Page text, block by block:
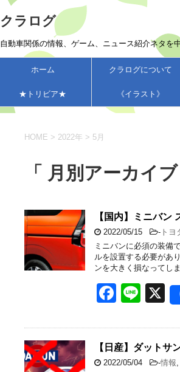
クラログ
自動車関係の情報、ゲーム、ニュース紹介ネタを
ホーム クラログについて
★トリビア★ 《イラスト》
HOME > 2022年 > 5月
「 月別アーカイ
【国内】ミニバン
2022/05/15 - トヨ
ミニバンに必須の装備
ルを設置する必要があ
ンを大きく損なってし
F
c
e
Li
e
X
【日産】ダットサ
2022/05/04 -情報,